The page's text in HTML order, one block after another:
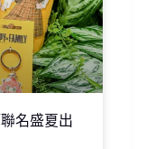
名盛夏出